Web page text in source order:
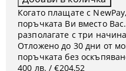
Когато плащате с
поръчката Ви вместо
разполагате с три
Отложено до 30 дни от
поръчката без
400 лв. / €204,52